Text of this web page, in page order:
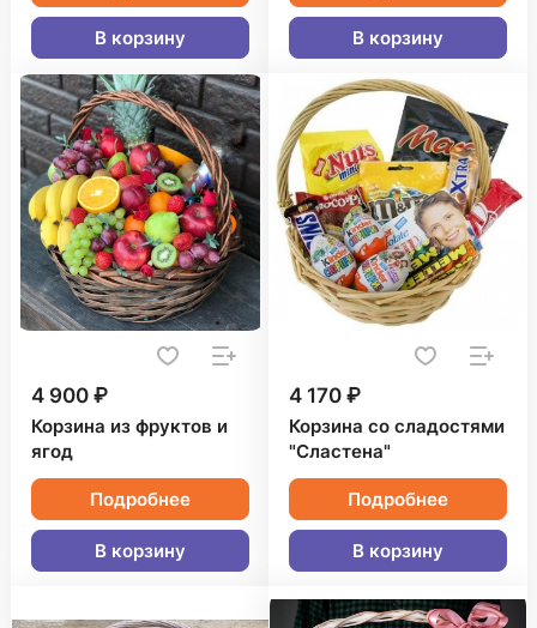
В корзину В корзину
4 900 ₽
Корзина из фруктов и
ягод
Подробнее
В корзину
4 170 ₽
Корзина со сладостями
"Сластена"
Подробнее
В корзину